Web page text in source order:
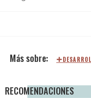
RECOMENDACIONES